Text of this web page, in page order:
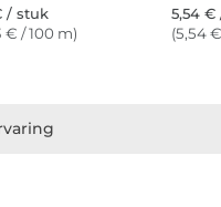
/ stuk
€ / 100 m)
5,54
(5,54